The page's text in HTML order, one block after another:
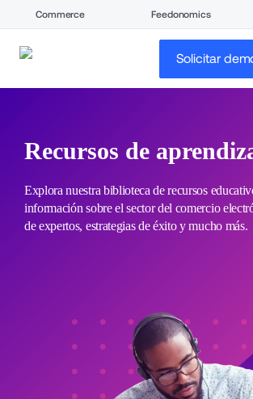
Commerce Feedonomics
Solicitar
Recursos de
Explora nuestra biblioteca de recursos
información sobre el sector del comercio
de expertos, estrategias de éxito y mucho más.